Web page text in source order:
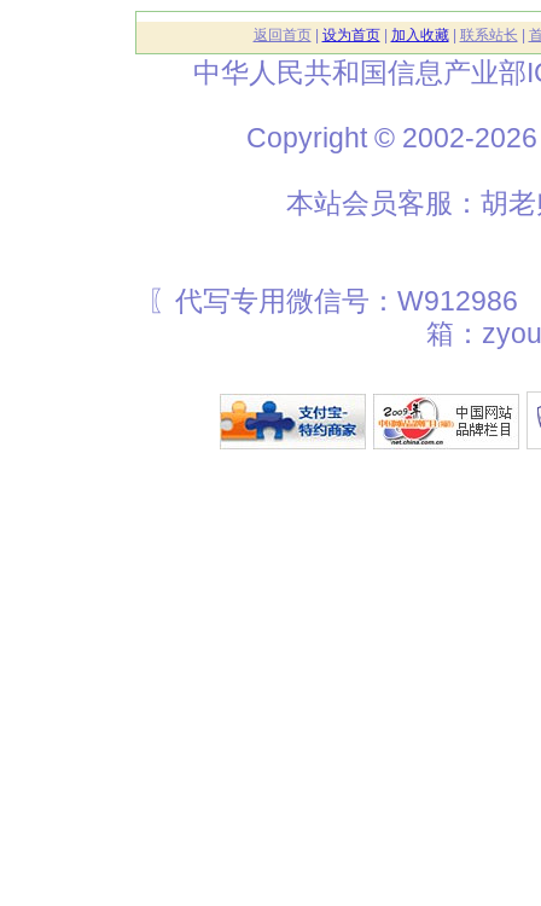
返回首页| 设为首页| 加入收藏| 联系站长
中华人民共和国信息产业部
Copyright © 2002-
本站会员客服：胡
〖代写专用微信号：
箱：